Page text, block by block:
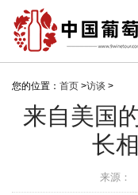
您的位置： 首页 >访谈 >
来自美国
长
来源：